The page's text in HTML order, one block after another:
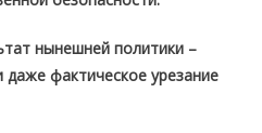
нынешней политики –
фактическое урезание